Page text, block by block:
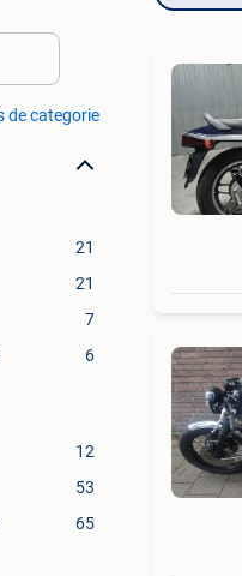
de categorie
21
21
7
6
12
53
65